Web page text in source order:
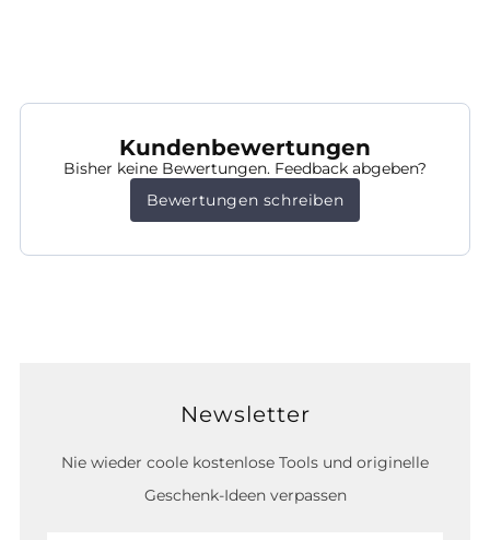
Kundenbewertungen
Bisher keine Bewertungen. Feedback abgeben?
Bewertungen schreiben
Newsletter
Nie wieder coole kostenlose Tools und originelle
Geschenk-Ideen verpassen